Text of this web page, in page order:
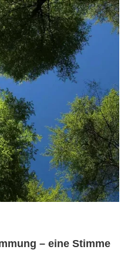
– eine Stimme